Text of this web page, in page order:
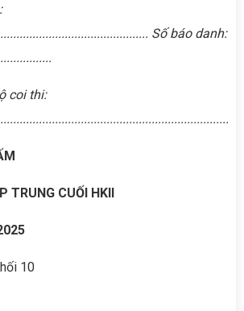
Số báo danh:
coi thi:
TRUNG CUỐI HKII
10